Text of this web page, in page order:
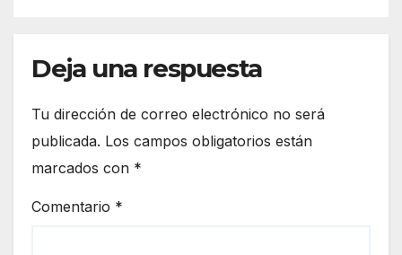
Deja una respuesta
Tu dirección de correo electrónico no será
publicada. Los campos obligatorios están
marcados con *
Comentario *